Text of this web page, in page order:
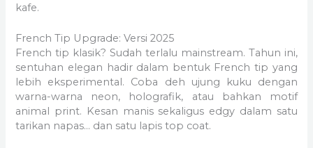
kafe.
French Tip Upgrade: Versi 2025
French tip klasik? Sudah terlalu mainstream. Tahun ini,
sentuhan elegan hadir dalam bentuk French tip yang
lebih eksperimental. Coba deh ujung kuku dengan
warna-warna neon, holografik, atau bahkan motif
animal print. Kesan manis sekaligus edgy dalam satu
tarikan napas… dan satu lapis top coat.